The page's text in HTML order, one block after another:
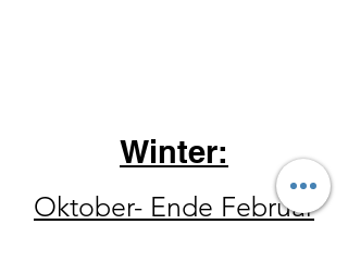
Winter:
Oktober- Ende Februar